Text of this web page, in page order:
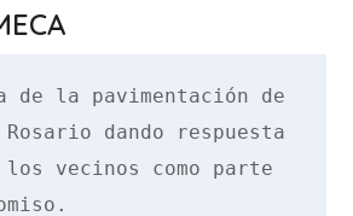
de la pavimentación de
dando respuesta
vecinos como parte